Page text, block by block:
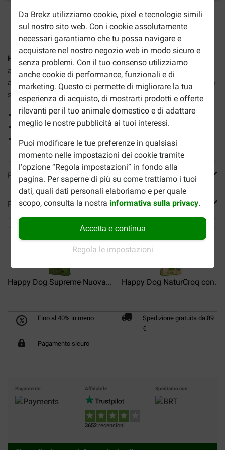
Da Brekz utilizziamo cookie, pixel e tecnologie simili
sul nostro sito web. Con i cookie assolutamente
necessari garantiamo che tu possa navigare e
acquistare nel nostro negozio web in modo sicuro e
senza problemi. Con il tuo consenso utilizziamo
anche cookie di performance, funzionali e di
marketing. Questo ci permette di migliorare la tua
esperienza di acquisto, di mostrarti prodotti e offerte
rilevanti per il tuo animale domestico e di adattare
meglio le nostre pubblicità ai tuoi interessi.
Puoi modificare le tue preferenze in qualsiasi
momento nelle impostazioni dei cookie tramite
l'opzione “Regola impostazioni” in fondo alla
pagina. Per saperne di più su come trattiamo i tuoi
dati, quali dati personali elaboriamo e per quale
scopo, consulta la nostra informativa sulla privacy.
Accetta e continua
Regola le impostazioni
2-5gg lavorativi stimati per la consegna salvo altre indicazioni
Happy Dog Supreme Sensible Irlanda per cane è un
alimento completo, studiato specificatamente per cani
adulti a partire dagli 11 kg di peso. Per cani con particolare
sensibilità di stomaco o intolleranze alimentari.
Proteine sane e leggere da digerire di alta qualità
Per un pelo lucido e curato
Per cani con sensibilità alimentari
Più informazioni
Reviews
Happy Dog Supreme Nuova... Happy Dog NaturCroq con...
Fino al 40% in meno
Spedizione gratuita da 89
€
Pagamento sicuro
Pagamento Affidabile
3652 recensioni
Spediamo con